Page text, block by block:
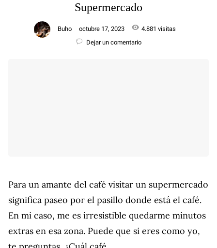
Supermercado
Buho octubre 17, 2023
4.881 visitas
Dejar un comentario
Para un amante del café visitar un supermercado
significa paseo por el pasillo donde está el café.
En mi caso, me es irresistible quedarme minutos
extras en esa zona. Puede que si eres como yo,